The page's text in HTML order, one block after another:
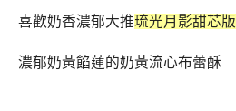
喜歡奶香濃郁大推琉光月影甜芯版
濃郁奶黃餡蓮的奶黃流心布蕾酥